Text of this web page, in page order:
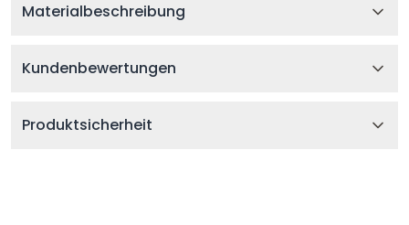
Materialbeschreibung
Kundenbewertungen
Produktsicherheit